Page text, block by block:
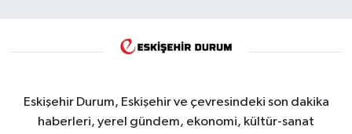
Eskişehir Durum, Eskişehir ve çevresindeki son dakika
haberleri, yerel gündem, ekonomi, kültür-sanat